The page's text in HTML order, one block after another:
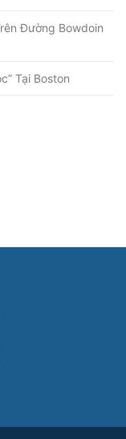
Đường Bowdoin
Tại Boston